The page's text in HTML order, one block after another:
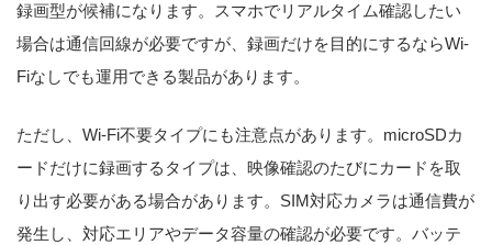
録画型が候補になります。スマホでリアルタイム確認したい
場合は通信回線が必要ですが、録画だけを目的にするならWi-
Fiなしでも運用できる製品があります。
ただし、Wi-Fi不要タイプにも注意点があります。microSDカ
ードだけに録画するタイプは、映像確認のたびにカードを取
り出す必要がある場合があります。SIM対応カメラは通信費が
発生し、対応エリアやデータ容量の確認が必要です。バッテ